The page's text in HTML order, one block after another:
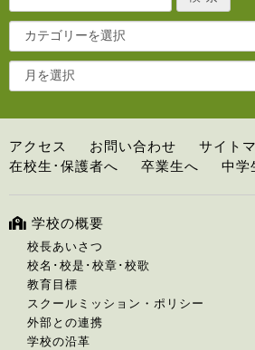
アクセス お問い合わせ
サイト
在校生･保護者へ
卒業生へ 中学
学校の概要
校長あいさつ
校名･校是･校章･校歌
教育目標
スクールミッション・ポリシー
外部との連携
学校の沿革